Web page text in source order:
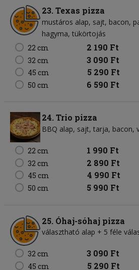
23. Texas pizza
mustáros alap sajt bacon
hagyma tükörtojás
22 cm
2 190 Ft
32 cm 3 090 Ft
45 cm 5 290 Ft
50 cm 6 590 Ft
24. Trio pizza
BBQ alap sajt tarja bacon
22 cm 1 990 Ft
32 cm 2 890 Ft
45 cm 4 990 Ft
50 cm 5 990 Ft
25. Óhaj-sóhaj pizza
választható alap + 5 féle
32 cm 3 090 Ft
45 cm 5 290 Ft